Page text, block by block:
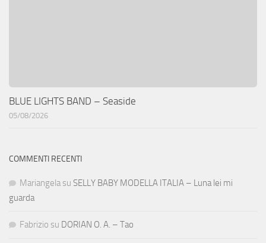
BLUE LIGHTS BAND – Seaside
05/08/2026
COMMENTI RECENTI
Mariangela su SELLY BABY MODELLA ITALIA – Luna lei mi
guarda
Fabrizio su DORIAN O. A. – Tao